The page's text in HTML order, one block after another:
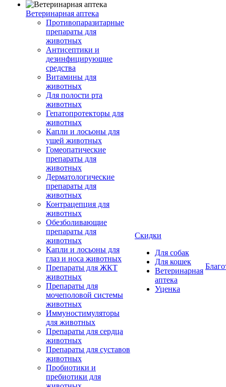
Ветеринарная аптека
Противопаразитарные
препараты для
животных
Антисептики и
дезинфицирующие
средства
Витамины для
животных
Для полости рта
животных
Гепатопротекторы для
животных
Капли и лосьоны для
ушей животных
Гомеопатические
препараты для
животных
Дерматологические
препараты для
животных
Контрацепция для
животных
Обезболивающие
препараты для
животных
Капли и лосьоны для
глаз и носа животных
Препараты для ЖКТ
животных
Препараты для
мочеполовой системы
животных
Иммуностимуляторы
для животных
Препараты для сердца
животных
Препараты для суставов
животных
Пробиотики и
пребиотики для
Скидки
Для собак
Для кошек
Ветеринарная
аптека
Уценка